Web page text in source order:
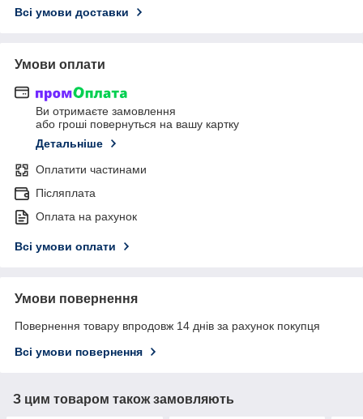
Всі умови доставки
Умови оплати
Ви отримаєте замовлення
або гроші повернуться на вашу картку
Детальніше
Оплатити частинами
Післяплата
Оплата на рахунок
Всі умови оплати
Умови повернення
Повернення товару впродовж 14 днів за рахунок покупця
Всі умови повернення
З цим товаром також замовляють